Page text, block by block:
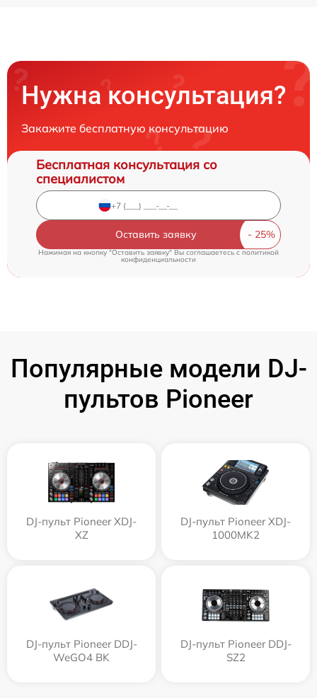
Нужна консультация?
Закажите бесплатную консультацию
Бесплатная консультация со
специалистом
Оставить заявку
Нажимая на кнопку "Оставить заявку" Вы соглашаетесь c политикой
конфиденциальности
Популярные модели DJ-
пультов Pioneer
DJ-пульт Pioneer XDJ-
XZ
DJ-пульт Pioneer XDJ-
1000MK2
DJ-пульт Pioneer DDJ-
WeGO4 BK
DJ-пульт Pioneer DDJ-
SZ2